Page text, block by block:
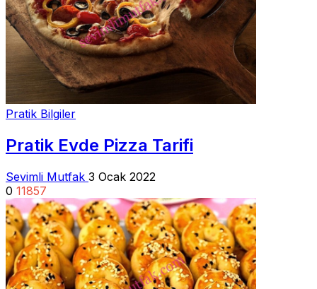
Pratik Bilgiler
Pratik Evde Pizza Tarifi
Sevimli Mutfak 3 Ocak 2022
0 11857